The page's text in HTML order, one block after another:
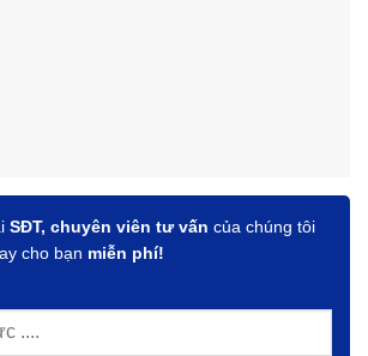
SĐT, chuyên viên tư vấn của chúng tôi
cho bạn miễn phí!